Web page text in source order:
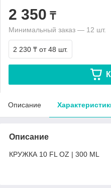
2 350 ₸
Минимальный заказ — 12 шт.
2 230 ₸ от 48 шт.
Описание
Описание
КРУЖКА 10 FL OZ | 300 ML